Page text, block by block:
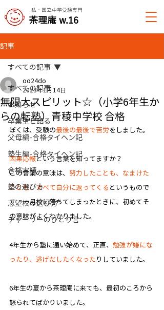
私・国立中学受験専門
​茶理庵 w.16
記事
すべての記事
お知らせ
卒業生と語る
父母編-合格タイヘン記
塾生編-合格タイヘン記
合格実績
塾の選び方
志望校の選び方
チャーリーのひとり言
すべての記事
無限大スピリット☆（小学6年生か
らの転塾）青稜中学校 合格
oo24do
2023年1月14日
ぼくは、受験の最後の最後で苦労をしました。
因果応報という言葉を知ってますか？
この言葉の意味は、 努力したことも、なまけた
ことも、すべて自分に返ってくる というもので
す。一月校に落ちてしまったときに、初めてそ
の意味がよくわかりました。
4年生から塾に通い始めて、正直、 勉強が嫌にな
ったり、逃げだしたくなった りしていました。
6年生の夏から茶理庵に来ても、最初のころから
怒られてばかりいました。